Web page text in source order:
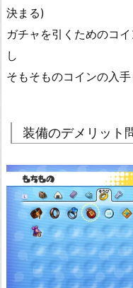
決まる)
ガチャを引くためのコ
し
そもそものコインの入
装備のデメリット